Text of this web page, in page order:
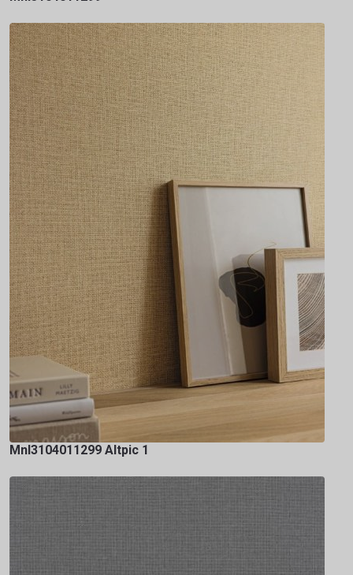
Mnl3104011299 Altpic 1